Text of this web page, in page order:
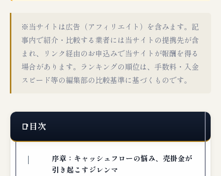
※当サイトは広告（アフィリエイト）を含みます。記
事内で紹介・比較する業者には当サイトの提携先が含
まれ、リンク経由のお申込みで当サイトが報酬を得る
場合があります。ランキングの順位は、手数料・入金
スピード等の編集部の比較基準に基づくものです。
目次
序章：キャッシュフローの悩み、売掛金が
引き起こすジレンマ